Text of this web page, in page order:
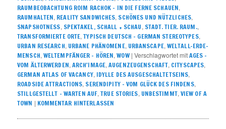
RAUMBEOBACHTUNG ROIM RACHOK – IN DIE FERNE SCHAUEN,
RAUMHALTEN, REALITY SANDWICHES, SCHÖNES UND NÜTZLICHES,
SNAPSHOTNESS, SPEKTAKEL, SCHALL + SCHAU, STADT. TIER. RAUM.,
TRANSFORMIERTE ORTE,TYPISCH DEUTSCH – GERMAN STEREOTYPES,
URBAN RESEARCH, URBANE PHÄNOMENE, URBANSCAPE, WELTALL-ERDE-
MENSCH, WELTEMPFÄNGER – HÖREN,WOW | Verschlagwortet mitAGES -
VOM ÄLTERWERDEN, ARCH'IMAGE,AUGENZEUGENSCHAFT, CITYSCAPES,
GERMAN ATLAS OF VACANCY, IDYLLE DES AUSGESCHALTETSEINS,
ROADSIDE ATTRACTIONS, SERENDIPITY – VOM GLÜCK DES FINDENS,
STILLGESTELLT – WARTEN AUF,TRUE STORIES, UNBESTIMMT, VIEW OF A
TOWN | KOMMENTAR HINTERLASSEN